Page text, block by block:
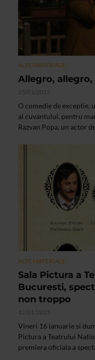
ALTE MATERIALE
Allegro,
25/01/2015
O comedie de exceptie,
al cuvantului, pentru
Razvan Popa, un actor
ALTE MATERIALE
Sala Pictura a
Bucuresti,
non troppo
12/01/2015
Vineri 16 ianuarie si
Pictura a Teatrului
premiera oficiala a